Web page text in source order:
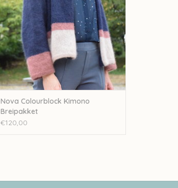
Nova Colourblock Kimono
Breipakket
€120,00